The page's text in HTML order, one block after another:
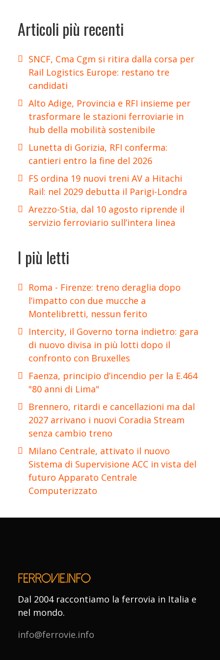
Articoli più recenti
SNCF, Cma Cgm si ritira dalla corsa per
Rail Logistics Europe: restano tre
candidati
Alto Adige, Provincia e RFI insieme per
trasformare le stazioni ferroviarie in
hub della mobilità sostenibile
Lunetta di Gorizia, RFI conferma:
cantieri entro la fine del 2026
FS ordina 19 nuovi treni AV a Hitachi
Rail: nel 2029 debutta il Parigi-Londra
Arezzo-Stia, dal 10 agosto riprende il
servizio ferroviario sull’intera linea
I più letti
Roma - Firenze: treno deraglia dopo
l’impatto con due mucche a
Montelibretti, nessun ferito
Intercity, il Governo torna indietro: gara
di nuovo divisa in più lotti dopo il
confronto con Bruxelles
Faenza, principio d’incendio per la E.464
"80 anni di Lima"
Brennero, ritardi e cancellazioni ma dal
2027 arrivano i nuovi Coradia Stream
senza cambio treno
Milano Centrale, attivato il nuovo
Sistema di Supervisione ACC in vista del
futuro Apparato Centrale
Computerizzato
Dal 2004 raccontiamo la ferrovia in Italia e
nel mondo.
info@ferrovie.info